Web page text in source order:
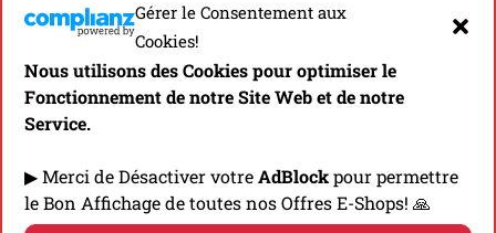
Gérer le Consentement aux
Cookies!
Nous utilisons des Cookies pour optimiser le
Fonctionnement de notre Site Web et de notre
Service.
▶ Merci de Désactiver votreAdBlockpour permettre
le Bon Affichage de toutes nos Offres E-Shops! 🙏
Pro, un Modèle Haut de Gamme & Polyvalent du
point de vue des Distances…
Découvrir